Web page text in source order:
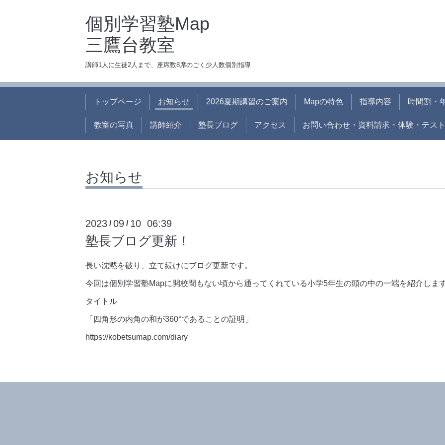
個別学習塾Map
三鷹台教室
講師1人に生徒2人まで、座席数8席のごく少人数個別指導
トップページ お知らせ 2026夏期講習のご案内 Mapの特色 指導内容 時間割・
教室の写真 講師紹介 塾長ブログ アクセス お問い合わせ・資料請求・体験・テス
お知らせ
2023 /09 / 10 06:39
塾長ブログ更新！
長い沈黙を破り、立て続けにブログ更新です。
今回は個別学習塾Mapに開校間もない頃から通ってくれている小学5年生の頭の中の一端を紹介しま
タイトル
「四角形の内角の和が360°であることの証明」
https://kobetsumap.com/diary